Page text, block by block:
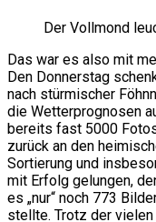
Der Vollmond
Das war es also mit
Den Donnerstag
nach stürmischer
die Wetterprognosen
bereits fast 5000
zurück an den
Sortierung und
mit Erfolg gelungen,
es „nur“ noch 773
stellte. Trotz der